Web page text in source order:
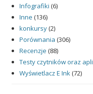
Infografiki (6)
Inne (136)
konkursy(2)
Porównania (306)
Recenzje (88)
Testy czytników oraz
Wyświetlacz E Ink(72)